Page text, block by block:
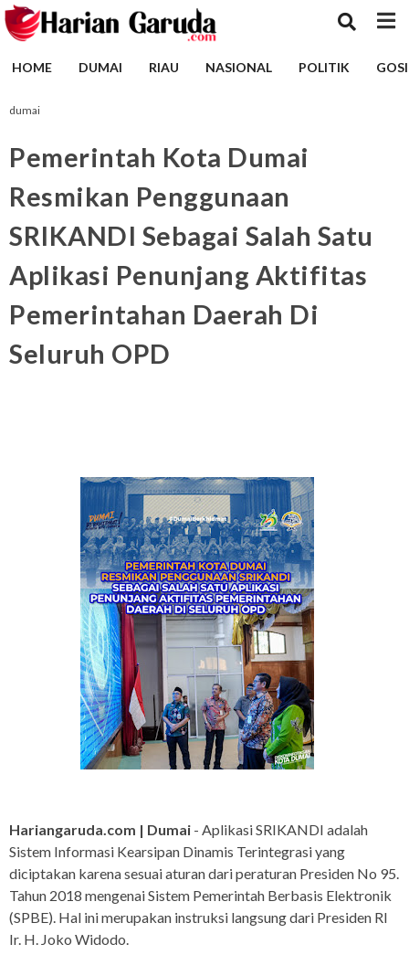
HOME DUMAI RIAU NASIONAL POLITIK
dumai
Pemerintah Kota Dumai
Resmikan Penggunaan
SRIKANDI Sebagai Salah Satu
Aplikasi Penunjang Aktifitas
Pemerintahan Daerah Di
Seluruh OPD
Hariangaruda.com | Dumai - Aplikasi SRIKANDI adalah
Sistem Informasi Kearsipan Dinamis Terintegrasi yang
diciptakan karena sesuai aturan dari peraturan Presiden No 95.
Tahun 2018 mengenai Sistem Pemerintah Berbasis Elektronik
(SPBE). Hal ini merupakan instruksi langsung dari Presiden RI
Ir. H. Joko Widodo.